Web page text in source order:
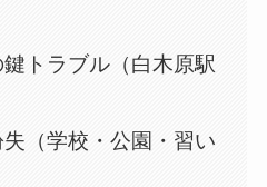
トラブル（白木原駅
（学校・公園・習い